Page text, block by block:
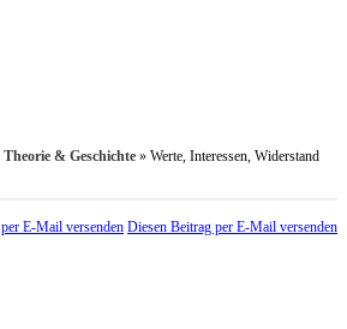
Theorie & Geschichte » Werte, Inte­ressen, Widerstand
Diesen Beitrag per E-Mail versenden